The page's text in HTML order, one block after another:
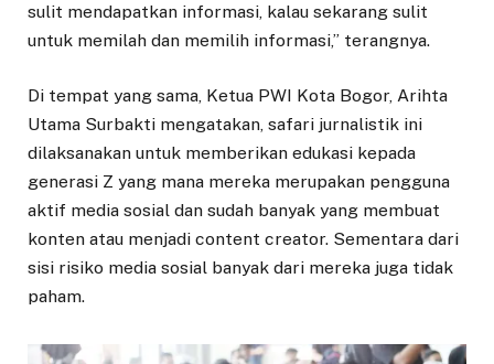
sulit mendapatkan informasi, kalau sekarang sulit
untuk memilah dan memilih informasi,” terangnya.
Di tempat yang sama, Ketua PWI Kota Bogor, Arihta
Utama Surbakti mengatakan, safari jurnalistik ini
dilaksanakan untuk memberikan edukasi kepada
generasi Z yang mana mereka merupakan pengguna
aktif media sosial dan sudah banyak yang membuat
konten atau menjadi content creator. Sementara dari
sisi risiko media sosial banyak dari mereka juga tidak
paham.